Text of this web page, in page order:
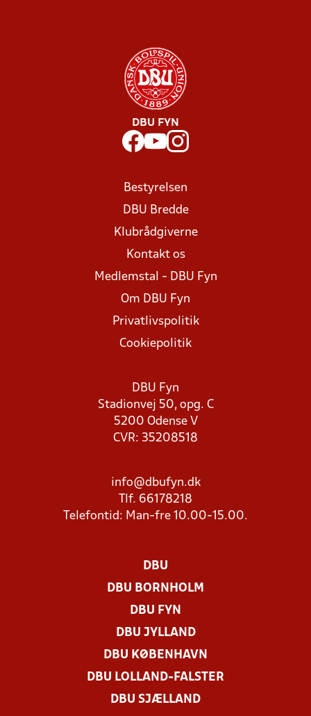
DBU FYN
Bestyrelsen
DBU Bredde
Klubrådgiverne
Kontakt os
Medlemstal - DBU Fyn
Om DBU Fyn
Privatlivspolitik
Cookiepolitik
DBU Fyn
Stadionvej 50, opg. C
5200 Odense V
CVR: 35208518
info@dbufyn.dk
Tlf. 66178218
Telefontid: Man-fre 10.00-15.00.
DBU
DBU BORNHOLM
DBU FYN
DBU JYLLAND
DBU KØBENHAVN
DBU LOLLAND-FALSTER
DBU SJÆLLAND